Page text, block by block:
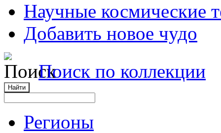
Научные космические
Добавить новое чудо
Поиск по коллекции
Регионы